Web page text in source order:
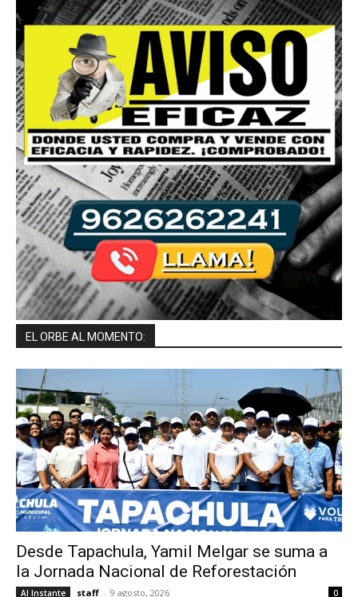
EL ORBE AL MOMENTO:
Desde Tapachula, Yamil Melgar se suma a
la Jornada Nacional de Reforestación
Al Instante staff - 9 agosto, 2026 0